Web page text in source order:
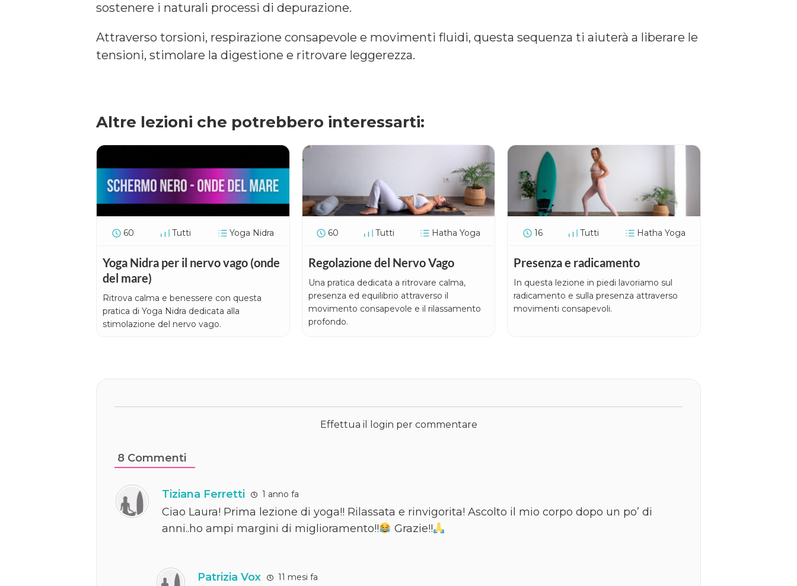
sostenere i naturali processi di depurazione.
Attraverso torsioni, respirazione consapevole e movimenti fluidi, questa sequenza ti aiuterà a liberare le
tensioni, stimolare la digestione e ritrovare leggerezza.
Altre lezioni che potrebbero interessarti:
60 Tutti Yoga Nidra
Yoga Nidra per il nervo vago (onde
del mare)
Ritrova calma e benessere con questa
pratica di Yoga Nidra dedicata alla
stimolazione del nervo vago.
60 Tutti Hatha Yoga
Regolazione del Nervo Vago
Una pratica dedicata a ritrovare calma,
presenza ed equilibrio attraverso il
movimento consapevole e il rilassamento
profondo.
16 Tutti Hatha Yoga
Presenza e radicamento
In questa lezione in piedi lavoriamo sul
radicamento e sulla presenza attraverso
movimenti consapevoli.
Effettua il login per commentare
8 Commenti
Tiziana Ferretti 1 anno fa
Ciao Laura! Prima lezione di yoga!! Rilassata e rinvigorita! Ascolto il mio corpo dopo un po’ di
anni..ho ampi margini di miglioramento!!
Grazie!!
Patrizia Vox
11 mesi fa